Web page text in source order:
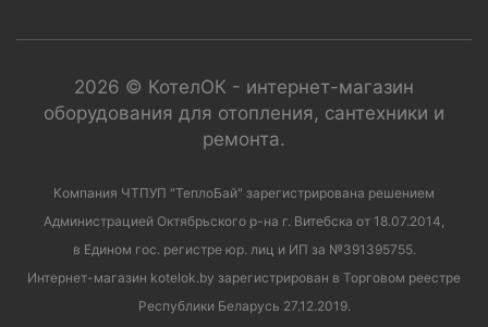
2026 © КотелОК - интернет-магазин
оборудования для отопления, сантехники и
ремонта.
Компания ЧТПУП "ТеплоБай" зарегистрирована решением
Администрацией Октябрьского р-на г. Витебска от 18.07.2014,
в Едином гос. регистре юр. лиц и ИП за №391395755.
Интернет-магазин kotelok.by зарегистрирован в Торговом реестре
Республики Беларусь 27.12.2019.